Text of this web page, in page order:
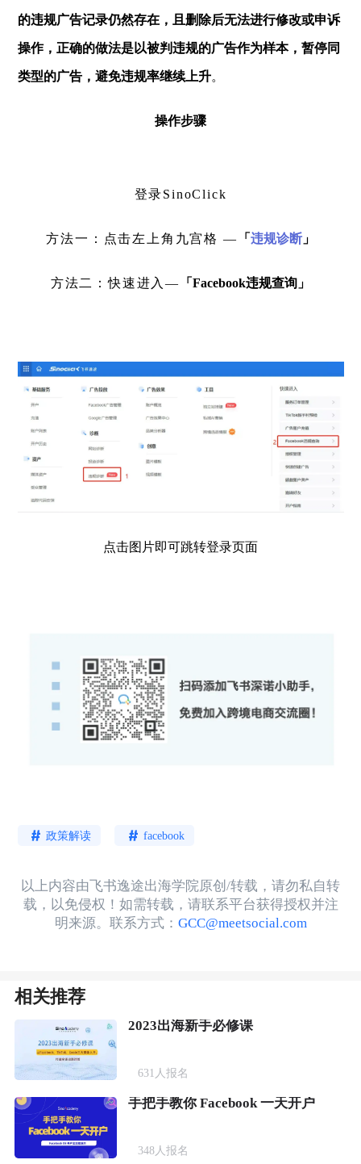
的违规广告记录仍然存在，且删除后无法进行修改或申诉
操作，正确的做法是以被判违规的广告作为样本，暂停同
类型的广告，避免违规率继续上升。
操作步骤
登录SinoClick
方法一：点击左上角九宫格 — 「 违规诊断」
方法二：快速进入— 「Facebook违规查询」
点击图片即可跳转登录页面
政策解读 facebook
以上内容由飞书逸途出海学院原创/转载，请勿私自转
载，以免侵权！如需转载，请联系平台获得授权并注
明来源。联系方式： GCC@meetsocial.com
相关推荐
2023出海新手必修课
631 人报名
手把手教你 Facebook 一天开户
348人报名